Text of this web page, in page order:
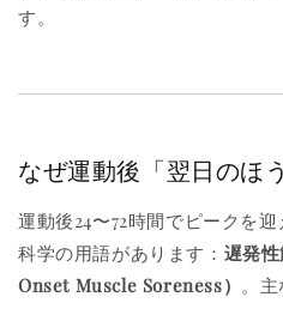
す。
なぜ運動後「翌日のほ
運動後24〜72時間でピークを
科学の用語があります： 遅発
Onset Muscle Soreness） 。主